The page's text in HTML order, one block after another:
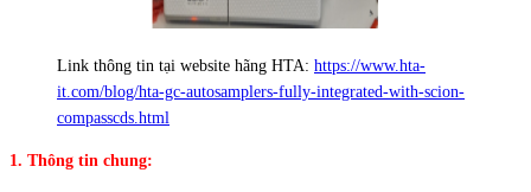
Link thông tin tại website hãng HTA: https://www.hta-
it.com/blog/hta-gc-autosamplers-fully-integrated-with-scion-
compasscds.html
1. Thông tin chung: